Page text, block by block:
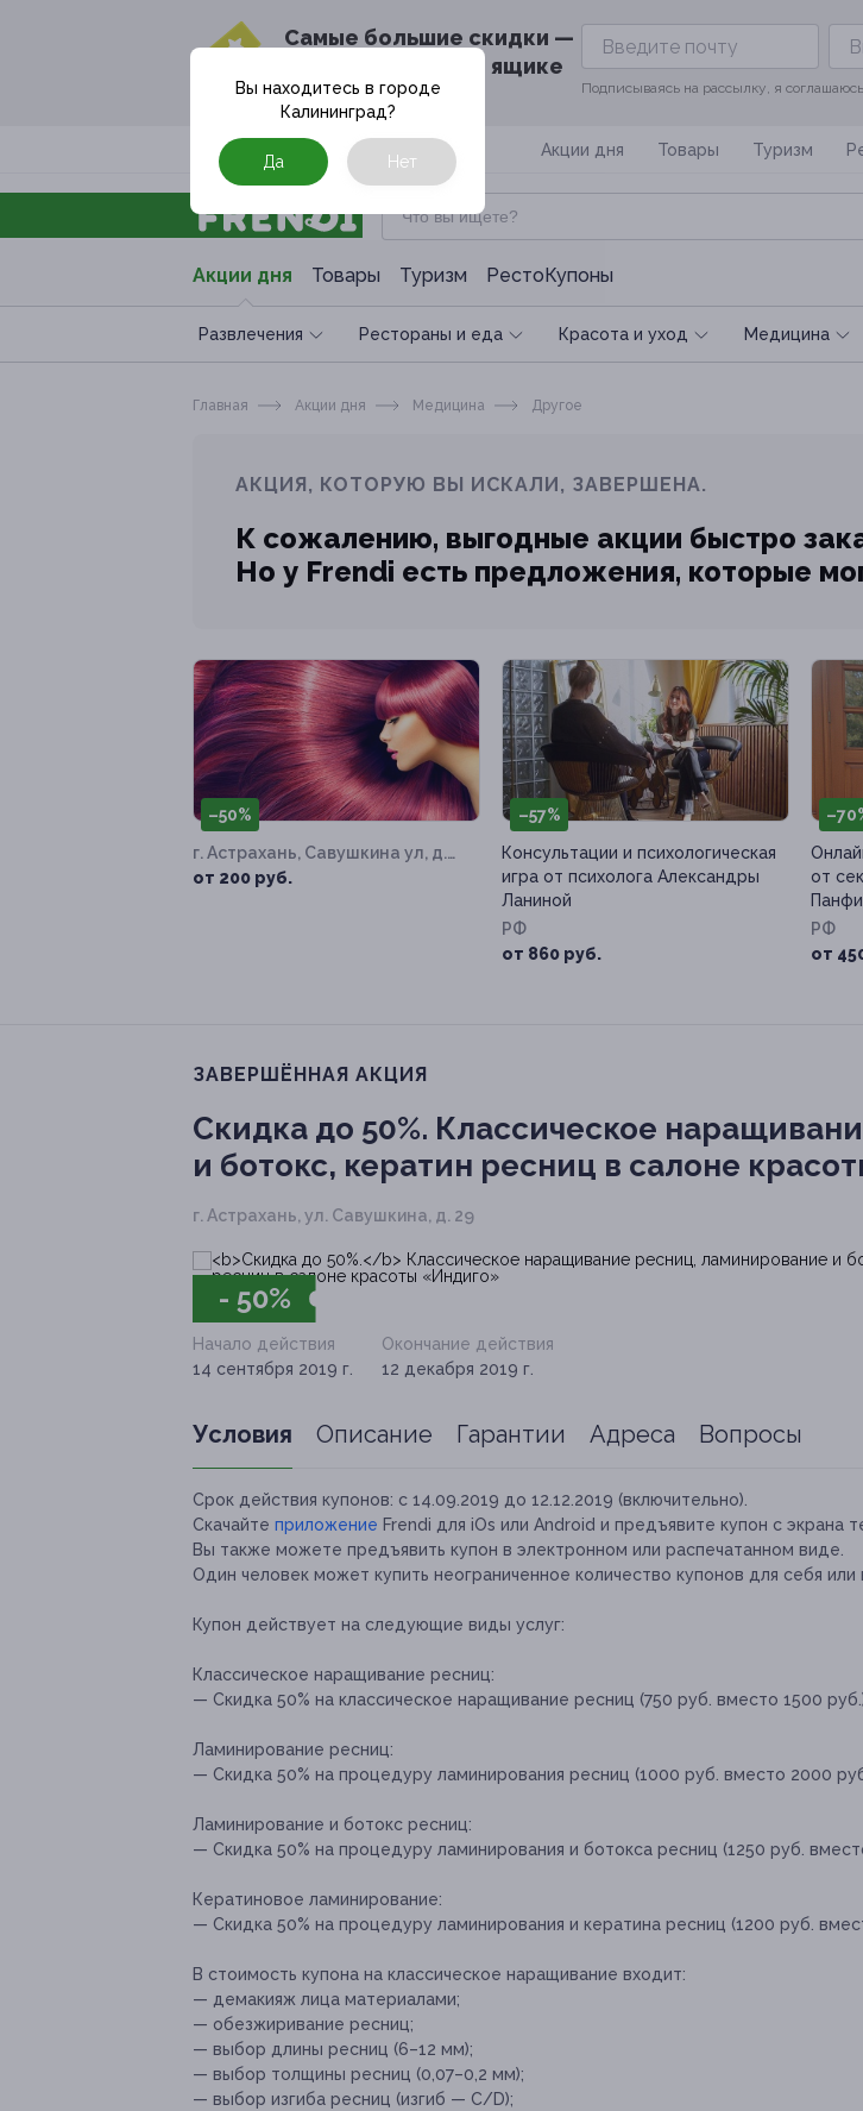
Cамые большие скидки —
в твоём почтовом ящике
Подписываясь на рассылку, я
Москва Акции дня Товары Туризм
Акции дня Товары Туризм РестоКупоны
Развлечения Рестораны и еда Красота и уход Медицина
Вы находитесь в городе
Калининград?
Да Нет
Главная Акции дня Медицина Другое
АКЦИЯ, КОТОРУЮ ВЫ ИСКАЛИ, ЗАВЕРШЕНА.
К сожалению, выгодные акции быстро
Но у Frendi есть предложения, которые
–50%
г. Астрахань, Савушкина ул, д.
4, к. 1
от 200 руб.
–57%
Консультации и психологическая
игра от психолога Александры
Ланиной
РФ
от 860 руб.
от
РФ
от
ЗАВЕРШЁННАЯ АКЦИЯ
Скидка до 50%. Классическое
и ботокс, кератин ресниц в салоне
г. Астрахань, ул. Савушкина, д. 29
- 50%
Начало действия
14 сентября 2019 г.
Окончание действия
12 декабря 2019 г.
Условия Описание Гарантии Адреса Вопросы
Срок действия купонов: с 14.09.2019 до 12.12.2019 (включительно).
Скачайте приложение Frendi для iOs или Android и предъявите купон с экрана
Вы также можете предъявить купон в электронном или распечатанном виде.
Один человек может купить неограниченное количество купонов для себя или
Купон действует на следующие виды услуг:
Классическое наращивание ресниц:
— Скидка 50% на классическое наращивание ресниц (750 руб. вместо 1500
Ламинирование ресниц:
— Скидка 50% на процедуру ламинирования ресниц (1000 руб. вместо 2000
Ламинирование и ботокс ресниц:
— Скидка 50% на процедуру ламинирования и ботокса ресниц (1250 руб.
Кератиновое ламинирование:
— Скидка 50% на процедуру ламинирования и кератина ресниц (1200 руб.
В стоимость купона на классическое наращивание входит:
— демакияж лица материалами;
— обезжиривание ресниц;
— выбор длины ресниц (6–12 мм);
— выбор толщины ресниц (0,07–0,2 мм);
— выбор изгиба ресниц (изгиб — C/D);